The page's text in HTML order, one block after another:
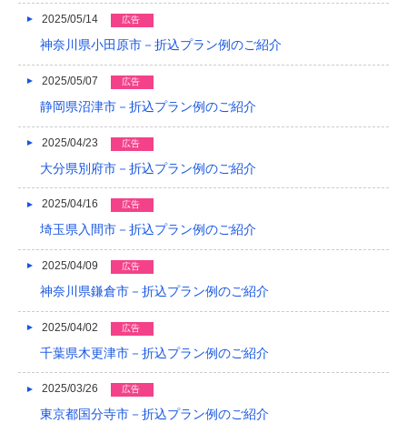
2014/09
2014/08
2014/07
2014/06
2014/03
2014/02
2014/01
2013/12
2013/11
2025/05/14 広告
神奈川県小田原市－折込プラン例のご紹介
2025/05/07 広告
静岡県沼津市－折込プラン例のご紹介
2025/04/23 広告
大分県別府市－折込プラン例のご紹介
2025/04/16 広告
埼玉県入間市－折込プラン例のご紹介
2025/04/09 広告
神奈川県鎌倉市－折込プラン例のご紹介
2025/04/02 広告
千葉県木更津市－折込プラン例のご紹介
2025/03/26 広告
東京都国分寺市－折込プラン例のご紹介